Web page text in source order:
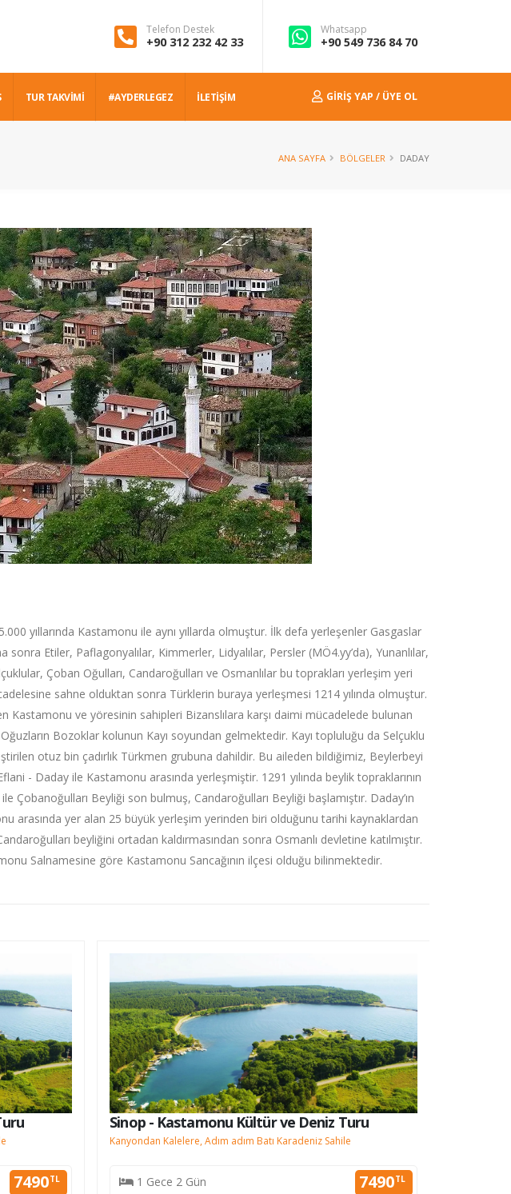
Telefon Destek
+90 312 232 42 33
Whatsapp
+90 549 736 84 70
TUR TAKVİMİ #AYDERLEGEZ İLETİŞİM GIRIŞ YAP / ÜYE OL
ANA SAYFA BÖLGELER DADAY
yıllarında Kastamonu ile aynı yıllarda olmuştur. İlk defa yerleşenler Gasgaslar
sonra Etiler, Paflagonyalılar, Kimmerler, Lidyalılar, Persler (MÖ4.yy’da), Yunanlılar,
Çoban Oğulları, Candaroğulları ve Osmanlılar bu toprakları yerleşim yeri
sahne olduktan sonra Türklerin buraya yerleşmesi 1214 yılında olmuştur.
Kastamonu ve yöresinin sahipleri Bizanslılara karşı daimi mücadelede bulunan
Bozoklar kolunun Kayı soyundan gelmektedir. Kayı topluluğu da Selçuklu
otuz bin çadırlık Türkmen grubuna dahildir. Bu aileden bildiğimiz, Beylerbeyi
- Daday ile Kastamonu arasında yerleşmiştir. 1291 yılında beylik topraklarının
Çobanoğulları Beyliği son bulmuş, Candaroğulları Beyliği başlamıştır. Daday’ın
arasında yer alan 25 büyük yerleşim yerinden biri olduğunu tarihi kaynaklardan
beyliğini ortadan kaldırmasından sonra Osmanlı devletine katılmıştır.
Salnamesine göre Kastamonu Sancağının ilçesi olduğu bilinmektedir.
7490TL
Sinop - Kastamonu Kültür ve Deniz Turu
Kanyondan Kalelere, Adım adım Batı Karadeniz Sahile
1 Gece 2 Gün 7490TL